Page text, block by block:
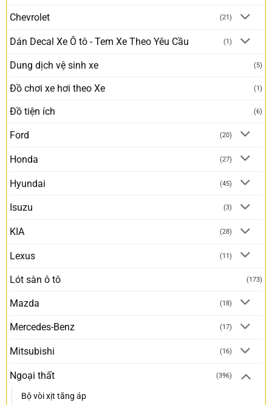
Chevrolet (21)
Dán Decal Xe Ô tô - Tem Xe Theo Yêu Cầu (1)
Dung dịch vệ sinh xe (5)
Đồ chơi xe hơi theo Xe (1)
Đồ tiện ích (6)
Ford (20)
Honda (27)
Hyundai (45)
Isuzu (3)
KIA (28)
Lexus (11)
Lót sàn ô tô (173)
Mazda (18)
Mercedes-Benz (17)
Mitsubishi (16)
Ngoại thất (396)
Bộ vòi xịt tăng áp